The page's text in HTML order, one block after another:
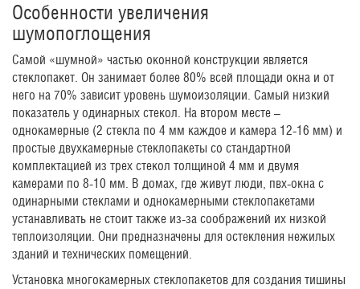
Особенности увеличения
шумопоглощения
Самой «шумной» частью оконной конструкции является
стеклопакет. Он занимает более 80% всей площади окна и от
него на 70% зависит уровень шумоизоляции. Самый низкий
показатель у одинарных стекол. На втором месте –
однокамерные (2 стекла по 4 мм каждое и камера 12-16 мм) и
простые двухкамерные стеклопакеты со стандартной
комплектацией из трех стекол толщиной 4 мм и двумя
камерами по 8-10 мм. В домах, где живут люди, пвх-окна с
одинарными стеклами и однокамерными стеклопакетами
устанавливать не стоит также из-за соображений их низкой
теплоизоляции. Они предназначены для остекления нежилых
зданий и технических помещений.
Установка многокамерных стеклопакетов для создания тишины